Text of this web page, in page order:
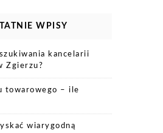
WPISY
kancelarii
Zgierzu?
towarowego – ile
wiarygodną